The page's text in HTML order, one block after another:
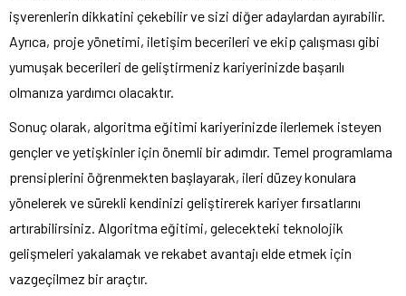
işverenlerin dikkatini çekebilir ve sizi diğer adaylardan ayırabilir.
Ayrıca, proje yönetimi, iletişim becerileri ve ekip çalışması gibi
yumuşak becerileri de geliştirmeniz kariyerinizde başarılı
olmanıza yardımcı olacaktır.
Sonuç olarak, algoritma eğitimi kariyerinizde ilerlemek isteyen
gençler ve yetişkinler için önemli bir adımdır. Temel programlama
prensiplerini öğrenmekten başlayarak, ileri düzey konulara
yönelerek ve sürekli kendinizi geliştirerek kariyer fırsatlarını
artırabilirsiniz. Algoritma eğitimi, gelecekteki teknolojik
gelişmeleri yakalamak ve rekabet avantajı elde etmek için
vazgeçilmez bir araçtır.